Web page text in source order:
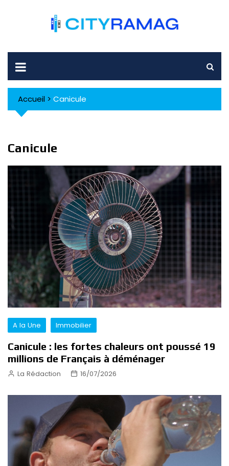
Accueil > Canicule
Canicule
A la Une Immobilier
Canicule : les fortes chaleurs ont poussé 19
millions de Français à déménager
La Rédaction 16/07/2026